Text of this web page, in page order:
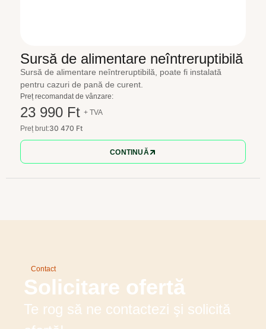
Sursă de alimentare neîntreruptibilă
Sursă de alimentare neîntreruptibilă, poate fi instalată
pentru cazuri de pană de curent.
Preț recomandat de vânzare:
23 990 Ft + TVA
Preț brut:30 470 Ft
CONTINUĂ
Contact
Solicitare ofertă
Te rog să ne contactezi şi solicită